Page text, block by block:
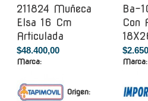
211824 Muñeca
Elsa 16 Cm
Articulada
$48.400,00
Marca:
Origen:
Ba-
Con
Marca: